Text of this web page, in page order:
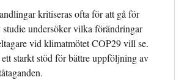
kritiseras ofta för att gå för
undersöker vilka förändringar
vid klimatmötet COP29 vill se.
starkt stöd för bättre uppföljning av